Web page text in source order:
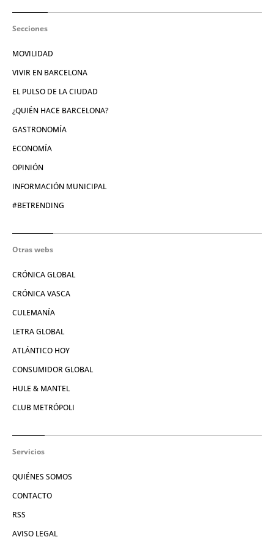
Secciones
MOVILIDAD
VIVIR EN BARCELONA
EL PULSO DE LA CIUDAD
¿QUIÉN HACE BARCELONA?
GASTRONOMÍA
ECONOMÍA
OPINIÓN
INFORMACIÓN MUNICIPAL
#BETRENDING
Otras webs
CRÓNICA GLOBAL
CRÓNICA VASCA
CULEMANÍA
LETRA GLOBAL
ATLÁNTICO HOY
CONSUMIDOR GLOBAL
HULE & MANTEL
CLUB METRÓPOLI
Servicios
QUIÉNES SOMOS
CONTACTO
RSS
AVISO LEGAL